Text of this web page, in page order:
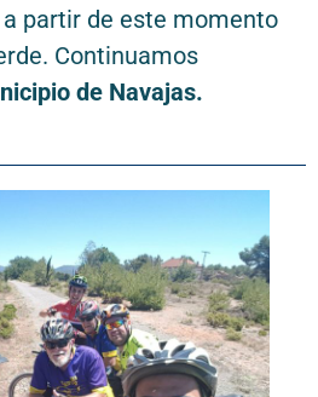
a partir de este momento
Continuamos
de Navajas.